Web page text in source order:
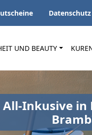
Datenschutz
UND BEAUTY
Inkusive in